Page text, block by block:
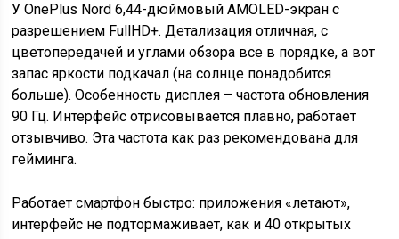
У OnePlus Nord 6,44-дюймовый AMOLED-экран с
разрешением FullHD+. Детализация отличная, с
цветопередачей и углами обзора все в порядке, а вот
запас яркости подкачал (на солнце понадобится
больше). Особенность дисплея – частота обновления
90 Гц. Интерфейс отрисовывается плавно, работает
отзывчиво. Эта частота как раз рекомендована для
гейминга.
Работает смартфон быстро: приложения «летают»,
интерфейс не подтормаживает, как и 40 открытых